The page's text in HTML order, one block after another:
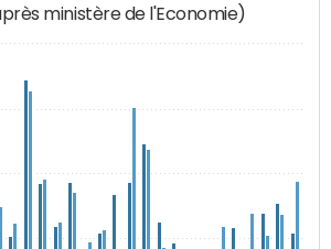
ministère de l'Economie)